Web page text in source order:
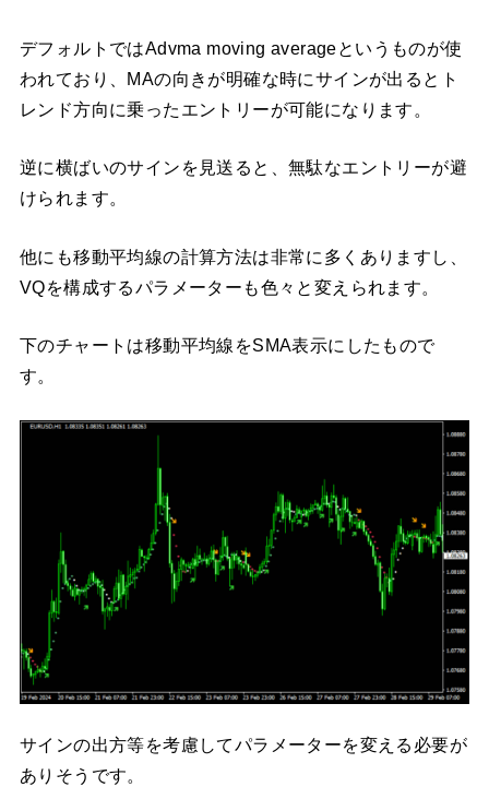
デフォルトではAdvma moving averageというものが使
われており、MAの向きが明確な時にサインが出るとト
レンド方向に乗ったエントリーが可能になります。
逆に横ばいのサインを見送ると、無駄なエントリーが避
けられます。
他にも移動平均線の計算方法は非常に多くありますし、
VQを構成するパラメーターも色々と変えられます。
下のチャートは移動平均線をSMA表示にしたもので
す。
サインの出方等を考慮してパラメーターを変える必要が
ありそうです。